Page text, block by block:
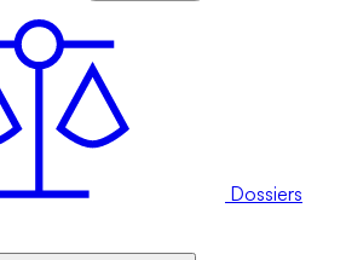
Dossiers